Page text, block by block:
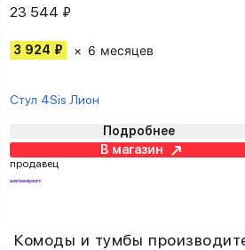
23 544 ₽
3 924 ₽ 6 месяцев
Стул 4Sis Лион
Подробнее
В магазин
продавец
Комоды и тумбы